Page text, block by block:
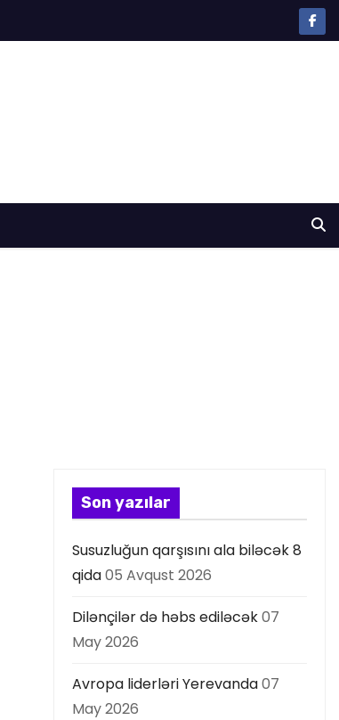
Son yazılar
Susuzluğun qarşısını ala biləcək 8
qida05 Avqust 2026
Dilənçilər də həbs ediləcək07
May 2026
Avropa liderləri Yerevanda07
May 2026